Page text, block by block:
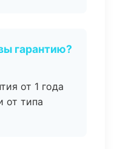
гарантию?
от 1 года
от типа